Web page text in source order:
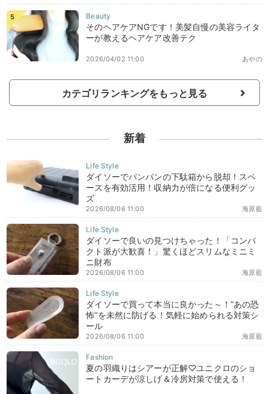
そのヘアケアNGです！美髪自慢の美容ライタ
ーが教えるヘアケア改善テク
あやの
2026/04/02 11:00
カテゴリランキングをもっと見る
新着
ダイソーでパンパンの下駄箱から脱却！スペ
ースを有効活用！収納力が倍になる便利グッ
ズ
海原藍
2026/08/06 11:00
ダイソーで良いの見つけちゃった！「コンパ
クト派が大歓喜！」驚くほどスリムなミニミ
ニ財布
海原藍
2026/08/06 11:00
ダイソーで買って本当に良かった～！“あの恐
怖”を未然に防げる！気軽に始められる対策シ
ール
海原藍
2026/08/06 11:00
夏の羽織りはシアーが正解♡ユニクロのショ
ートカーデが涼しげ＆冷房対策で使える！